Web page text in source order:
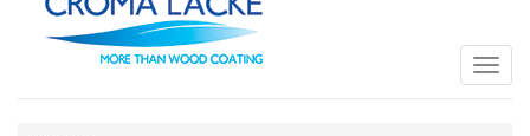
Toggle